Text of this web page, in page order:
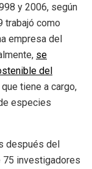
y 2006, según
trabajó como
empresa del
se
del
tiene a cargo,
especies
después del
75 investigadores